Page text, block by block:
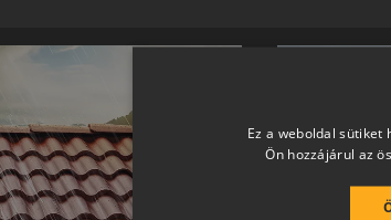
Ez a weboldal sütiket
Ön hozzájárul az